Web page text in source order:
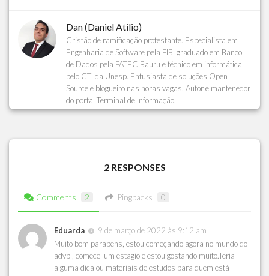
Dan (Daniel Atilio)
Cristão de ramificação protestante. Especialista em
Engenharia de Software pela FIB, graduado em Banco
de Dados pela FATEC Bauru e técnico em informática
pelo CTI da Unesp. Entusiasta de soluções Open
Source e blogueiro nas horas vagas. Autor e mantenedor
do portal Terminal de Informação.
2 RESPONSES
Comments 2 Pingbacks 0
Eduarda
9 de março de 2022 às 9:12 am
Muito bom parabens, estou começando agora no mundo do
advpl, comecei um estagio e estou gostando muito.Teria
alguma dica ou materiais de estudos para quem está